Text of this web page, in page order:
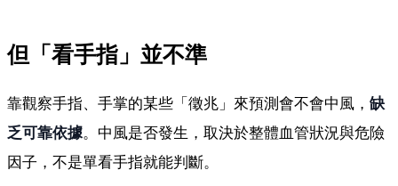
但「看手指」並不準
靠觀察手指、手掌的某些「徵兆」來預測會不會中風， 缺
乏可靠依據。中風是否發生，取決於整體血管狀況與危險
因子，不是單看手指就能判斷。